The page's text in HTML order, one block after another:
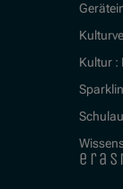
Kultur :